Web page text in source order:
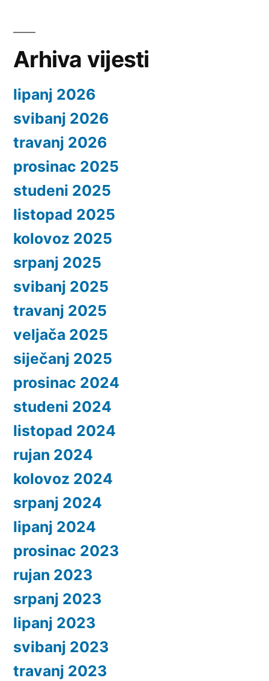
Arhiva vijesti
lipanj 2026
svibanj 2026
travanj 2026
prosinac 2025
studeni 2025
listopad 2025
kolovoz 2025
srpanj 2025
svibanj 2025
travanj 2025
veljača 2025
siječanj 2025
prosinac 2024
studeni 2024
listopad 2024
rujan 2024
kolovoz 2024
srpanj 2024
lipanj 2024
prosinac 2023
rujan 2023
srpanj 2023
lipanj 2023
svibanj 2023
travanj 2023